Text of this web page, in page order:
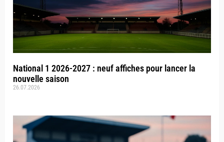
National 1 2026-2027 : neuf affiches pour lancer la
nouvelle saison
26.07.2026